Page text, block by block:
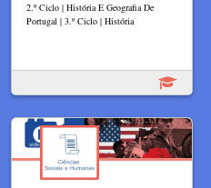
2.º Ciclo | História E Geografia De
Portugal | 3.º Ciclo | História